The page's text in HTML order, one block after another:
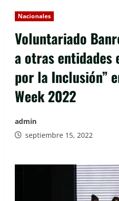
Nacionales
Voluntariado
a otras entidades
por la Inclusión”
Week 2022
admin
septiembre 15, 2022